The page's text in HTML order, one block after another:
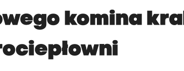
komina